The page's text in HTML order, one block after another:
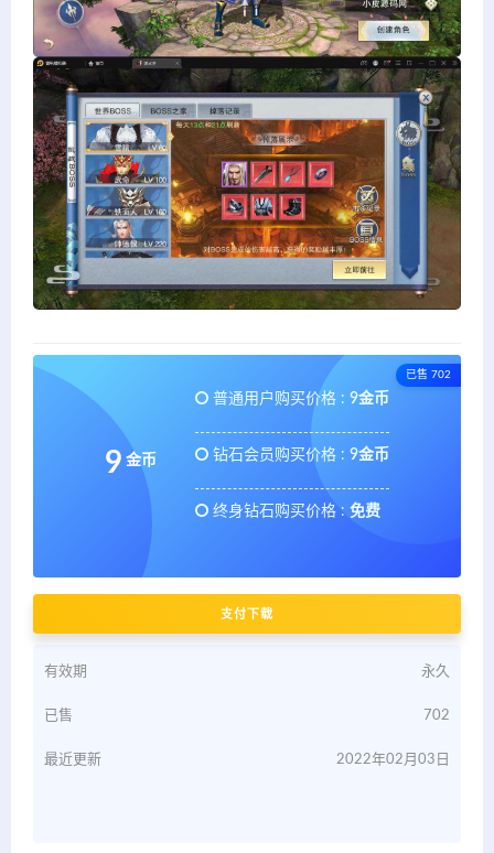
已售 702
9 金币
普通用户购买价格 : 9金币
钻石会员购买价格 : 9金币
终身钻石购买价格 : 免费
支付下载
有效期 永久
已售 702
最近更新 2022年02月03日